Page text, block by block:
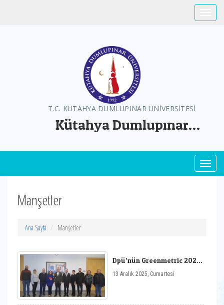
T.C. KÜTAHYA DUMLUPINAR ÜNİVERSİTESİ
Kütahya Dumlupınar
Manşetler
Ana Sayfa Manşetler
Dpü’nün Greenmetric 2025
Değerlendirildi
13 Aralık 2025, Cumartesi